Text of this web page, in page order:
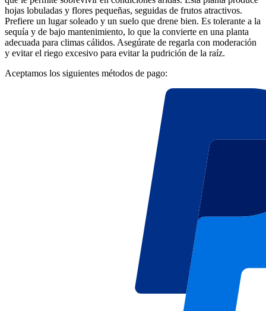
hojas lobuladas y flores pequeñas, seguidas de frutos atractivos.
Prefiere un lugar soleado y un suelo que drene bien. Es tolerante a la
sequía y de bajo mantenimiento, lo que la convierte en una planta
adecuada para climas cálidos. Asegúrate de regarla con moderación
y evitar el riego excesivo para evitar la pudrición de la raíz.
Aceptamos los siguientes métodos de pago: